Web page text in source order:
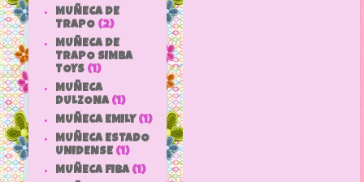
MUÑECA DE
TRAPO (2)
MUÑECA DE
TRAPO SIMBA
TOYS (1)
MUÑECA
DULZONA (1)
MUÑECA EMILY (1)
MUÑECA ESTADO
UNIDENSE (1)
MUÑECA FIBA (1)